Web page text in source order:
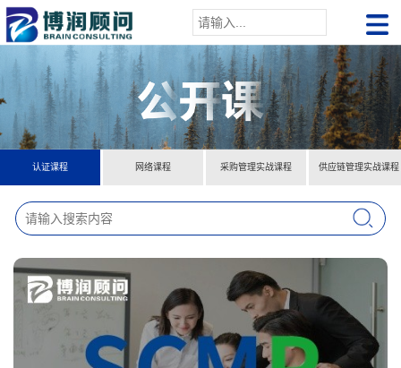
认证课程 网络课程 采购管理实战课程 供应链管理实战课程